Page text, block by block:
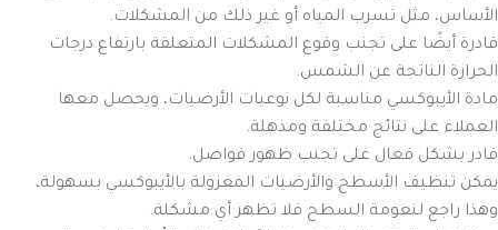
الأساس، مثل تسرب المياه أو غير ذلك من المشكلات.
قادرة أيضًا على تجنب وقوع المشكلات المتعلقة بارتفاع درجات
الحرارة الناتجة عن الشمس.
مادة الأيبوكسي مناسبة لكل نوعيات الأرضيات، ويحصل معها
العملاء على نتائج مختلفة ومذهلة.
قادر بشكل فعال على تجنب ظهور فواصل.
يمكن تنظيف الأسطح والأرضيات المعزولة بالأيبوكسي بسهولة،
وهذا راجع لنعومة السطح فلا تظهر أي مشكلة.